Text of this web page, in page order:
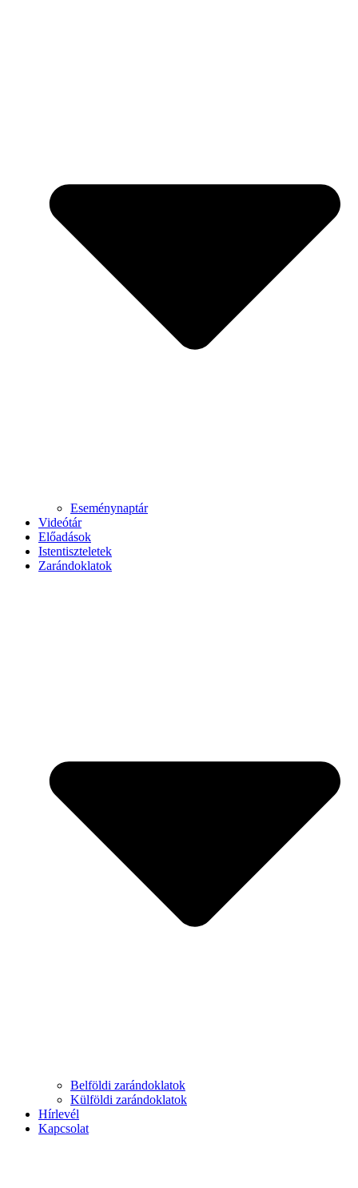
Eseménynaptár
Videótár
Előadások
Istentiszteletek
Zarándoklatok
Belföldi zarándoklatok
Külföldi zarándoklatok
Hírlevél
Kapcsolat